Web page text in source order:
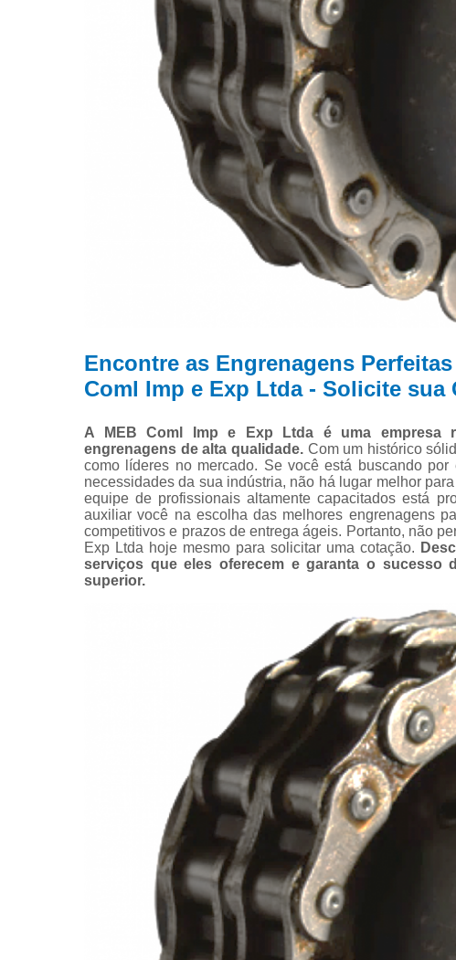
Encontre as Engrenagens
Coml Imp e Exp Ltda - Solicite sua
A MEB Coml Imp e Exp Ltda é uma empresa
engrenagens de alta qualidade.Com um histórico
como líderes no mercado. Se você está buscando
necessidades da sua indústria, não há lugar melhor
equipe de profissionais altamente capacitados está
auxiliar você na escolha das melhores engrenagens
competitivos e prazos de entrega ágeis. Portanto, não
Exp Ltda hoje mesmo para solicitar uma cotação.
serviços que eles oferecem e garanta o sucesso
superior.